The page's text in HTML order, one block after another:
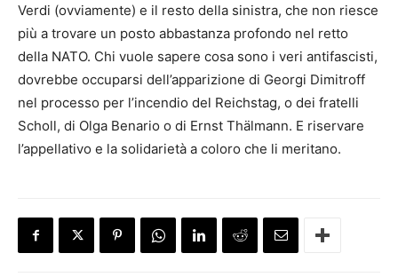
Verdi (ovviamente) e il resto della sinistra, che non riesce
più a trovare un posto abbastanza profondo nel retto
della NATO. Chi vuole sapere cosa sono i veri antifascisti,
dovrebbe occuparsi dell’apparizione di Georgi Dimitroff
nel processo per l’incendio del Reichstag, o dei fratelli
Scholl, di Olga Benario o di Ernst Thälmann. E riservare
l’appellativo e la solidarietà a coloro che li meritano.